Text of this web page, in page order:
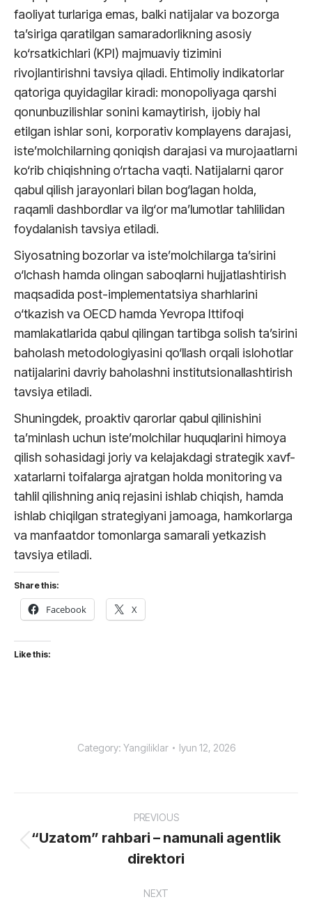
faoliyat turlariga emas, balki natijalar va bozorga
ta’siriga qaratilgan samaradorlikning asosiy
ko‘rsatkichlari (KPI) majmuaviy tizimini
rivojlantirishni tavsiya qiladi. Ehtimoliy indikatorlar
qatoriga quyidagilar kiradi: monopoliyaga qarshi
qonunbuzilishlar sonini kamaytirish, ijobiy hal
etilgan ishlar soni, korporativ komplayens darajasi,
iste’molchilarning qoniqish darajasi va murojaatlarni
ko‘rib chiqishning o‘rtacha vaqti. Natijalarni qaror
qabul qilish jarayonlari bilan bog‘lagan holda,
raqamli dashbordlar va ilg‘or ma’lumotlar tahlilidan
foydalanish tavsiya etiladi.
Siyosatning bozorlar va iste’molchilarga ta’sirini
o‘lchash hamda olingan saboqlarni hujjatlashtirish
maqsadida post-implementatsiya sharhlarini
o‘tkazish va OECD hamda Yevropa Ittifoqi
mamlakatlarida qabul qilingan tartibga solish ta’sirini
baholash metodologiyasini qo‘llash orqali islohotlar
natijalarini davriy baholashni institutsionallashtirish
tavsiya etiladi.
Shuningdek, proaktiv qarorlar qabul qilinishini
ta’minlash uchun iste’molchilar huquqlarini himoya
qilish sohasidagi joriy va kelajakdagi strategik xavf-
xatarlarni toifalarga ajratgan holda monitoring va
tahlil qilishning aniq rejasini ishlab chiqish, hamda
ishlab chiqilgan strategiyani jamoaga, hamkorlarga
va manfaatdor tomonlarga samarali yetkazish
tavsiya etiladi.
Share this:
Facebook X
Like this:
Category: Yangiliklar Iyun 12, 2026
navigation
PREVIOUS
post:
“Uzatom” rahbari – namunali agentlik
direktori
NEXT